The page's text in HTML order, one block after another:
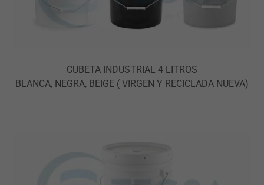
CUBETA INDUSTRIAL 4 LITROS
BLANCA, NEGRA, BEIGE ( VIRGEN Y RECICLADA NUEVA)